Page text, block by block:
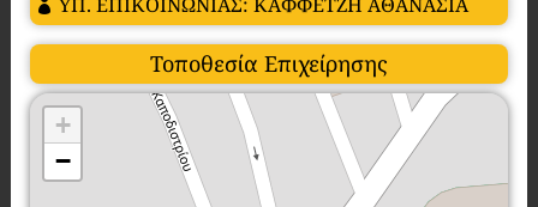
Τοποθεσία Επιχείρησης
+
−